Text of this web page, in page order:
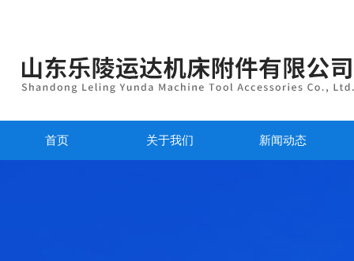
首页 关于我们 新闻动态